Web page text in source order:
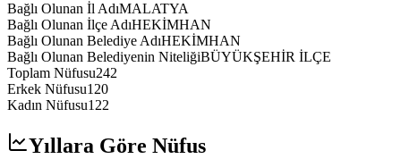
Bağlı Olunan İl AdıMALATYA
Bağlı Olunan İlçe AdıHEKİMHAN
Bağlı Olunan Belediye AdıHEKİMHAN
Bağlı Olunan Belediyenin NiteliğiBÜYÜKŞEHİR İLÇE
Toplam Nüfusu242
Erkek Nüfusu120
Kadın Nüfusu122
Yıllara Göre Nüfus